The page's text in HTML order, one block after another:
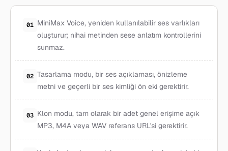
01 MiniMax Voice, yeniden kullanılabilir ses varlıkları
oluşturur; nihai metinden sese anlatım kontrollerini
sunmaz.
02 Tasarlama modu, bir ses açıklaması, önizleme
metni ve geçerli bir ses kimliği ön eki gerektirir.
03 Klon modu, tam olarak bir adet genel erişime açık
MP3, M4A veya WAV referans URL'si gerektirir.